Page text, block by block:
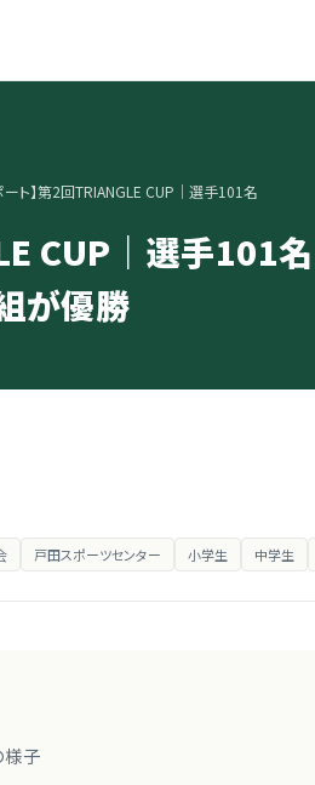
ト】第2回TRIANGLE CUP｜選手101名
CUP｜選手101名
が優勝
戸田スポーツセンター 小学生 中学生
子